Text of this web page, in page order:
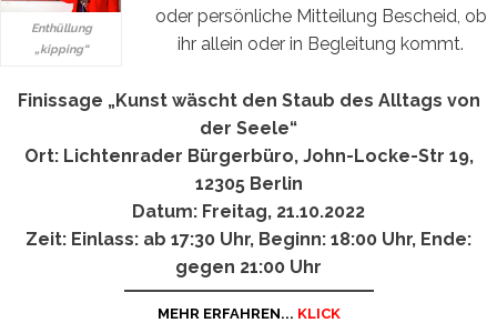
Enthüllung
„kipping“
oder persönliche Mitteilung Bescheid, ob
ihr allein oder in Begleitung kommt.
Finissage „Kunst wäscht den Staub des Alltags von
der Seele“
Ort: Lichtenrader Bürgerbüro, John-Locke-Str 19,
12305 Berlin
Datum: Freitag, 21.10.2022
Zeit: Einlass: ab 17:30 Uhr, Beginn: 18:00 Uhr, Ende:
gegen 21:00 Uhr
MEHR ERFAHREN... KLICK